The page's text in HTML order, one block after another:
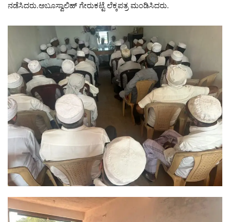
ನಡೆಸಿದರು.ಅಬೂಸ್ವಾಲಿಹ್ ಗೇರುಕಟ್ಟೆ ಲೆಕ್ಕಪತ್ರ ಮಂಡಿಸಿದರು.